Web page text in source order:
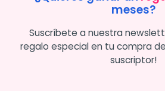
meses?
Suscríbete a nuestra
regalo especial en tu compra
suscriptor!